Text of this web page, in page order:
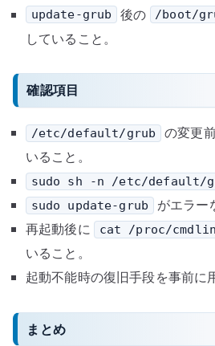
update-grub 後の /boot/
していること。
確認項目
/etc/default/grub
の変更
いること。
sudo sh -n /etc/default/
sudo update-grub
がエラー
再起動後に
cat /proc/
いること。
起動不能時の復旧手段を事前に
まとめ